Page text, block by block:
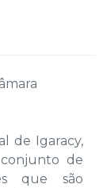
de Igaracy,
de
que são